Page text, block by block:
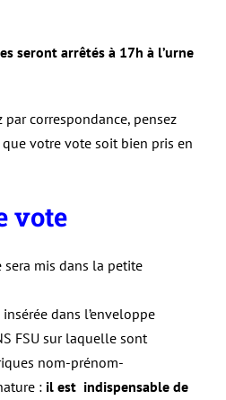
seront arrêtés à 17h à l’urne
par correspondance, pensez
votre vote soit bien pris en
vote
mis dans la petite
dans l’enveloppe
FSU sur laquelle sont
nom-prénom-
: il est indispensable de